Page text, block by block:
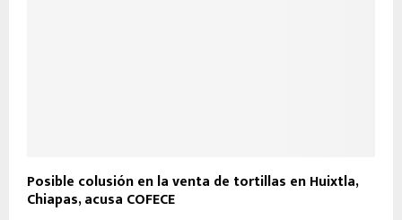
Posible colusión en la venta de tortillas en Huixtla,
Chiapas, acusa COFECE